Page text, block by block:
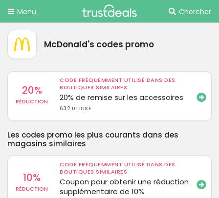
Menu Chercher
McDonald's codes promo
20%
RÉDUCTION
CODE FRÉQUEMMENT UTILISÉ DANS DES
BOUTIQUES SIMILAIRES
20% de remise sur les accessoires
632 UTILISÉ
Les codes promo les plus courants dans des
magasins similaires
10%
RÉDUCTION
CODE FRÉQUEMMENT UTILISÉ DANS DES
BOUTIQUES SIMILAIRES
Coupon pour obtenir une réduction
supplémentaire de 10%